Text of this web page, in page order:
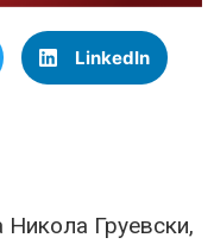
LinkedIn
Груевски,